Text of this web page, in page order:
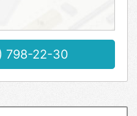
798-22-30